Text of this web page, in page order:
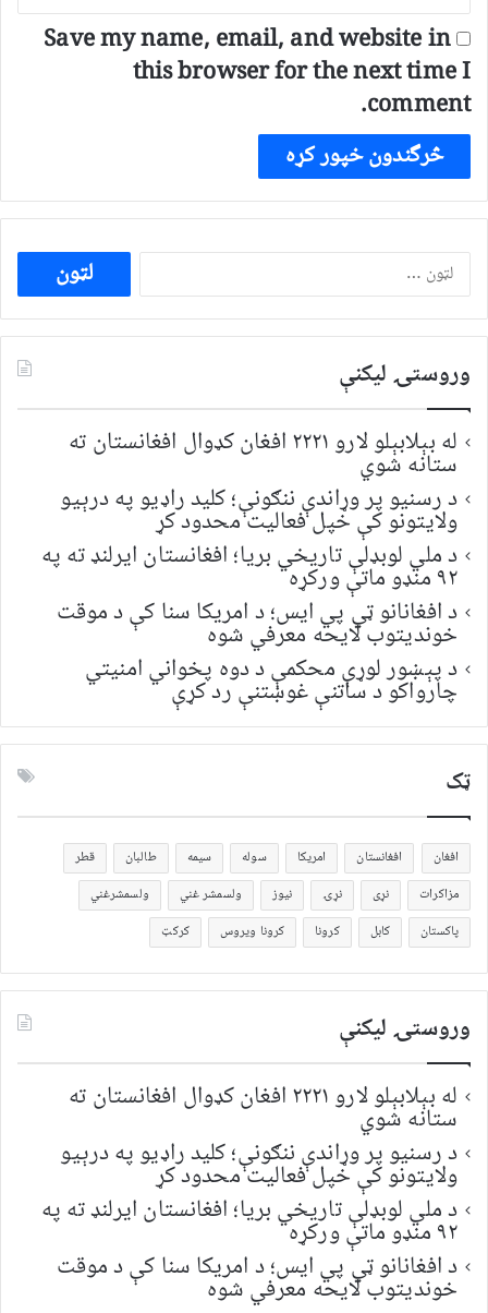
Save my name, email, and website in
this browser for the next time I
comment.
ددی
لپاره
لټون:
وروستۍ ليکنې
له بېلابېلو لارو ۲۲۲۱ افغان کډوال افغانستان ته
ستانه شوي
د رسنیو پر وړاندې ننګونې؛ کلید راډیو په درېیو
ولایتونو کې خپل فعالیت محدود کړ
د ملي لوبډلې تاریخي بریا؛ افغانستان ایرلنډ ته په
۹۲ منډو ماتې ورکړه
د افغانانو ټي پي ایس؛ د امریکا سنا کې د موقت
خونديتوب لایحه معرفي شوه
د پېښور لوړې محکمې د دوه پخواني امنیتي
چارواکو د ساتنې غوښتنې رد کړې
ټک
افغان افغانستان امریکا سوله سیمه طالبان
قطر
مزاکرات
نړی نړۍ نیوز ولسمشر غني
ولسمشرغني
پاکستان
کابل کرونا کرونا ویروس کرکټ
وروستۍ ليکنې
له بېلابېلو لارو ۲۲۲۱ افغان کډوال افغانستان ته
ستانه شوي
د رسنیو پر وړاندې ننګونې؛ کلید راډیو په درېیو
ولایتونو کې خپل فعالیت محدود کړ
د ملي لوبډلې تاریخي بریا؛ افغانستان ایرلنډ ته په
۹۲ منډو ماتې ورکړه
د افغانانو ټي پي ایس؛ د امریکا سنا کې د موقت
خونديتوب لایحه معرفي شوه